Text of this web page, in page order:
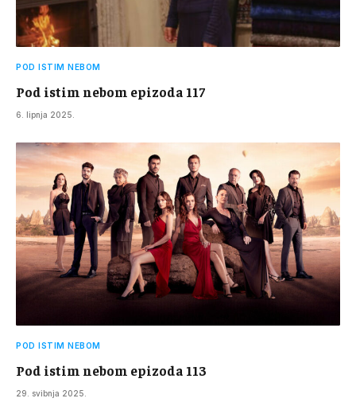
POD ISTIM NEBOM
Pod istim nebom epizoda 117
6. lipnja 2025.
POD ISTIM NEBOM
Pod istim nebom epizoda 113
29. svibnja 2025.